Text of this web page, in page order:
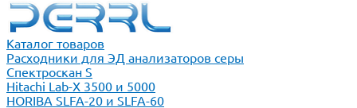
Каталог товаров
Расходники для ЭД анализаторов серы
Спектроскан S
Hitachi Lab-X 3500 и 5000
HORIBA SLFA-20 и SLFA-60